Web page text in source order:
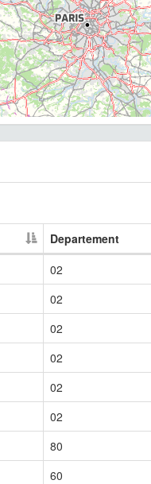
Departement
02
02
02
02
02
02
80
60